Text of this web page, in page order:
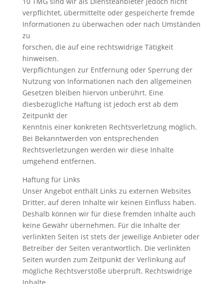
verpflichtet, übermittelte oder gespeicherte fremde
Informationen zu überwachen oder nach Umständen
zu
forschen, die auf eine rechtswidrige Tätigkeit
hinweisen.
Verpflichtungen zur Entfernung oder Sperrung der
Nutzung von Informationen nach den allgemeinen
Gesetzen bleiben hiervon unberührt. Eine
diesbezügliche Haftung ist jedoch erst ab dem
Zeitpunkt der
Kenntnis einer konkreten Rechtsverletzung möglich.
Bei Bekanntwerden von entsprechenden
Rechtsverletzungen werden wir diese Inhalte
umgehend entfernen.
Haftung für Links
Unser Angebot enthält Links zu externen Websites
Dritter, auf deren Inhalte wir keinen Einfluss haben.
Deshalb können wir für diese fremden Inhalte auch
keine Gewähr übernehmen. Für die Inhalte der
verlinkten Seiten ist stets der jeweilige Anbieter oder
Betreiber der Seiten verantwortlich. Die verlinkten
Seiten wurden zum Zeitpunkt der Verlinkung auf
mögliche Rechtsverstöße überprüft. Rechtswidrige